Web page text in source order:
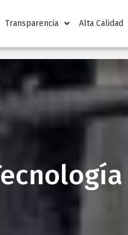
Transparencia Alta Calidad